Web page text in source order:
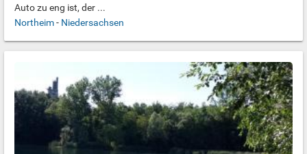
Auto zu eng ist, der ...
Northeim- Niedersachsen